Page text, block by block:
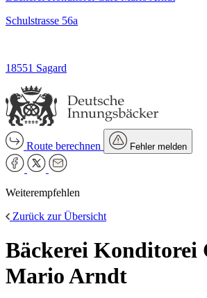
Schulstrasse 56a
18551 Sagard
Route berechnen Fehler melden
Weiterempfehlen
Zurück zur Übersicht
Bäckerei Konditorei
Mario Arndt